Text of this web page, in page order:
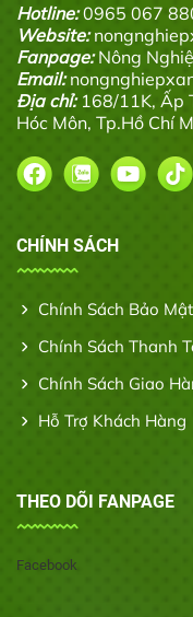
Hotline:0965 067
Website:
Fanpage: Nông
Email:
Địa chỉ: 168/11K, Ấp
Hóc Môn, Tp.Hồ Chí
CHÍNH SÁCH
Chính Sách Bảo Mật
Chính Sách Thanh
Chính Sách Giao
Hỗ Trợ Khách Hàng
THEO DÕI FANPAGE
Facebook